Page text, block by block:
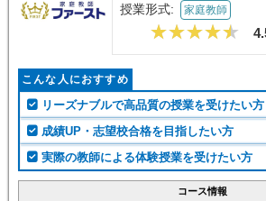
リーズナブルで高品質の授業を受けたい方
成績UP・志望校合格を目指したい方
実際の教師による体験授業を受けたい方
コース情報
大学受験対策/定期テスト/